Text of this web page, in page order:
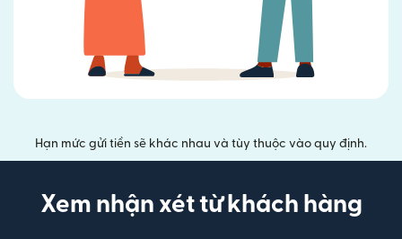
Hạn mức gửi tiền sẽ khác nhau và tùy thuộc vào quy định.
Xem nhận xét từ khách hàng